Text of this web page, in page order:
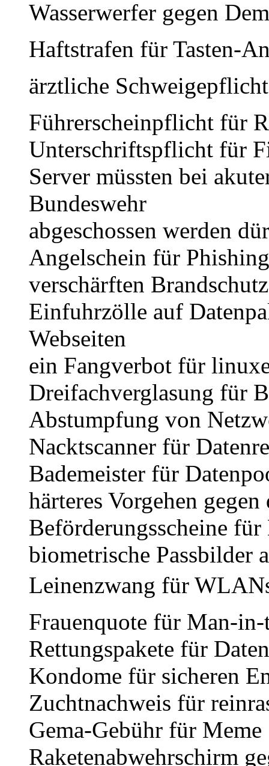
Wasserwerfer gegen
Haftstrafen für Tasten-
ärztliche
Führerscheinpflicht für
Unterschriftspflicht für
Server müssten bei
Bundeswehr
abgeschossen werden
Angelschein für
verschärften
Einfuhrzölle auf
Webseiten
ein Fangverbot für
Dreifachverglasung für
Abstumpfung von
Nacktscanner für
Bademeister für
härteres Vorgehen
Beförderungsscheine für
biometrische Passbilder
Leinenzwang für
Frauenquote für Man-
Rettungspakete für
Kondome für sicheren
Zuchtnachweis für
Gema-Gebühr für Meme
Raketenabwehrschirm